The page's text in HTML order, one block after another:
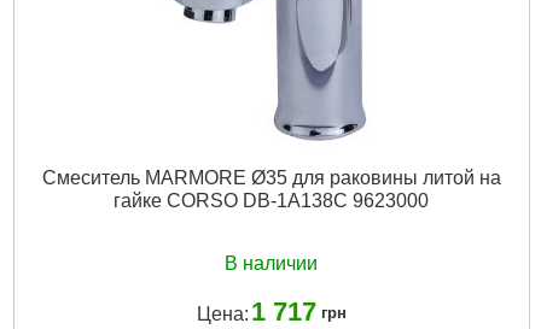
Смеситель MARMORE Ø35 для раковины литой на
гайке CORSO DB-1A138C 9623000
В наличии
Цена: 1 717 грн